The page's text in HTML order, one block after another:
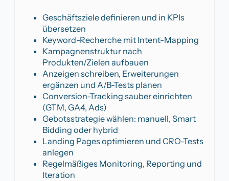
Geschäftsziele definieren und in KPIs
übersetzen
Keyword-Recherche mit Intent-Mapping
Kampagnenstruktur nach
Produkten/Zielen aufbauen
Anzeigen schreiben, Erweiterungen
ergänzen und A/B-Tests planen
Conversion-Tracking sauber einrichten
(GTM, GA4, Ads)
Gebotsstrategie wählen: manuell, Smart
Bidding oder hybrid
Landing Pages optimieren und CRO-Tests
anlegen
Regelmäßiges Monitoring, Reporting und
Iteration